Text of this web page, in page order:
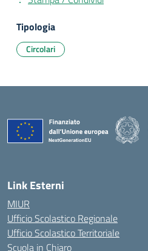
Tipologia
Circolari
Link Esterni
MIUR
Ufficio Scolastico Regionale
Ufficio Scolastico Territoriale
Scuola in Chiaro